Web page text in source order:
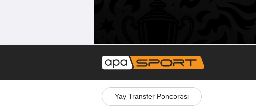
Yay Transfer Pəncərəsi